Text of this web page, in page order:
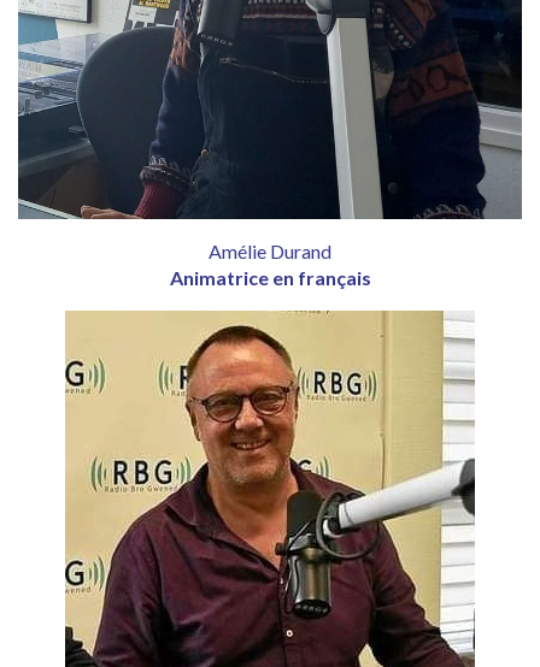
Amélie Durand
Animatrice en français